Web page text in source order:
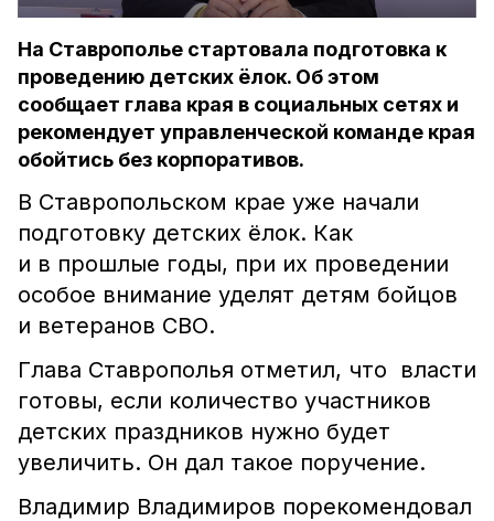
На Ставрополье стартовала подготовка к
проведению детских ёлок. Об этом
сообщает глава края в социальных сетях и
рекомендует управленческой команде края
обойтись без корпоративов.
В Ставропольском крае уже начали
подготовку детских ёлок. Как
и в прошлые годы, при их проведении
особое внимание уделят детям бойцов
и ветеранов СВО.
Глава Ставрополья отметил, что власти
готовы, если количество участников
детских праздников нужно будет
увеличить. Он дал такое поручение.
Владимир Владимиров порекомендовал